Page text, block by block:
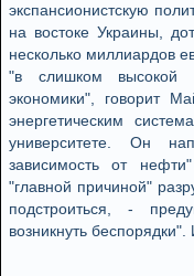
экспансионистскую
на востоке Украины,
несколько миллиардов
"в слишком высокой
экономики", говорит
энергетическим
университете. Он
зависимость от
"главной причиной"
подстроиться, -
возникнуть